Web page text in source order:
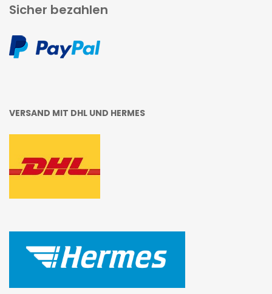
Sicher bezahlen
VERSAND MIT DHL UND HERMES